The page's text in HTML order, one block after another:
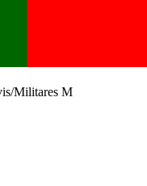
Militares M